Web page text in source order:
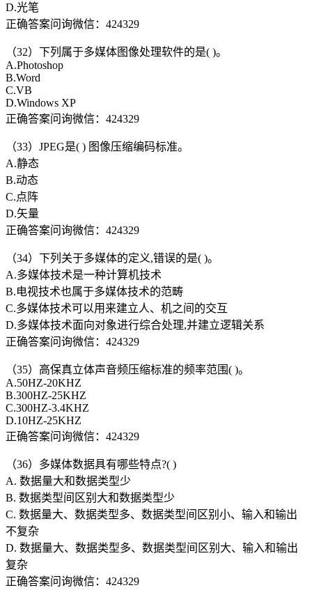
D.光笔
正确答案问询微信：424329
（32）下列属于多媒体图像处理软件的是( )。
A.Photoshop
B.Word
C.VB
D.Windows XP
正确答案问询微信：424329
（33）JPEG是( ) 图像压缩编码标准。
A.静态
B.动态
C.点阵
D.矢量
正确答案问询微信：424329
（34）下列关于多媒体的定义,错误的是( )。
A.多媒体技术是一种计算机技术
B.电视技术也属于多媒体技术的范畴
C.多媒体技术可以用来建立人、机之间的交互
D.多媒体技术面向对象进行综合处理,并建立逻辑关系
正确答案问询微信：424329
（35）高保真立体声音频压缩标准的频率范围( )。
A.50HZ-20KHZ
B.300HZ-25KHZ
C.300HZ-3.4KHZ
D.10HZ-25KHZ
正确答案问询微信：424329
（36）多媒体数据具有哪些特点?( )
A. 数据量大和数据类型少
B. 数据类型间区别大和数据类型少
C. 数据量大、数据类型多、数据类型间区别小、输入和输出
不复杂
D. 数据量大、数据类型多、数据类型间区别大、输入和输出
复杂
正确答案问询微信：424329